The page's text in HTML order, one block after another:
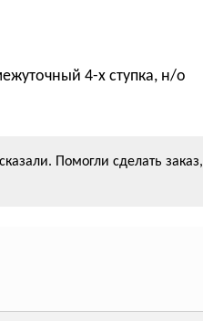
4-х ступка, н/о
Помогли сделать заказ,